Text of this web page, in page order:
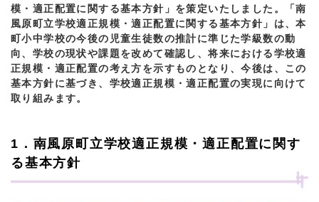
模・適正配置に関する基本方針」を策定いたしました。「南
風原町立学校適正規模・適正配置に関する基本方針」は、本
町小中学校の今後の児童生徒数の推計に準じた学級数の動
向、学校の現状や課題を改めて確認し、将来における学校適
正規模・適正配置の考え方を示すものとなり、今後は、この
基本方針に基づき、学校適正規模・適正配置の実現に向けて
取り組みます。
1．南風原町立学校適正規模・適正配置に関す
る基本方針